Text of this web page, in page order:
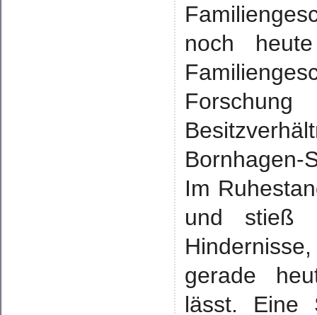
noch
Bornhagen-
Im
und stieß
gerade
lässt. Eine